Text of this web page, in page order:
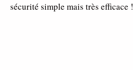
sécurité simple mais très efficace !